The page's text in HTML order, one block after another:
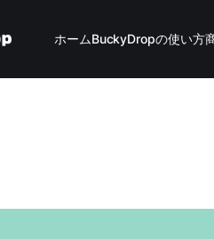
ホームBuckyDropの使い方